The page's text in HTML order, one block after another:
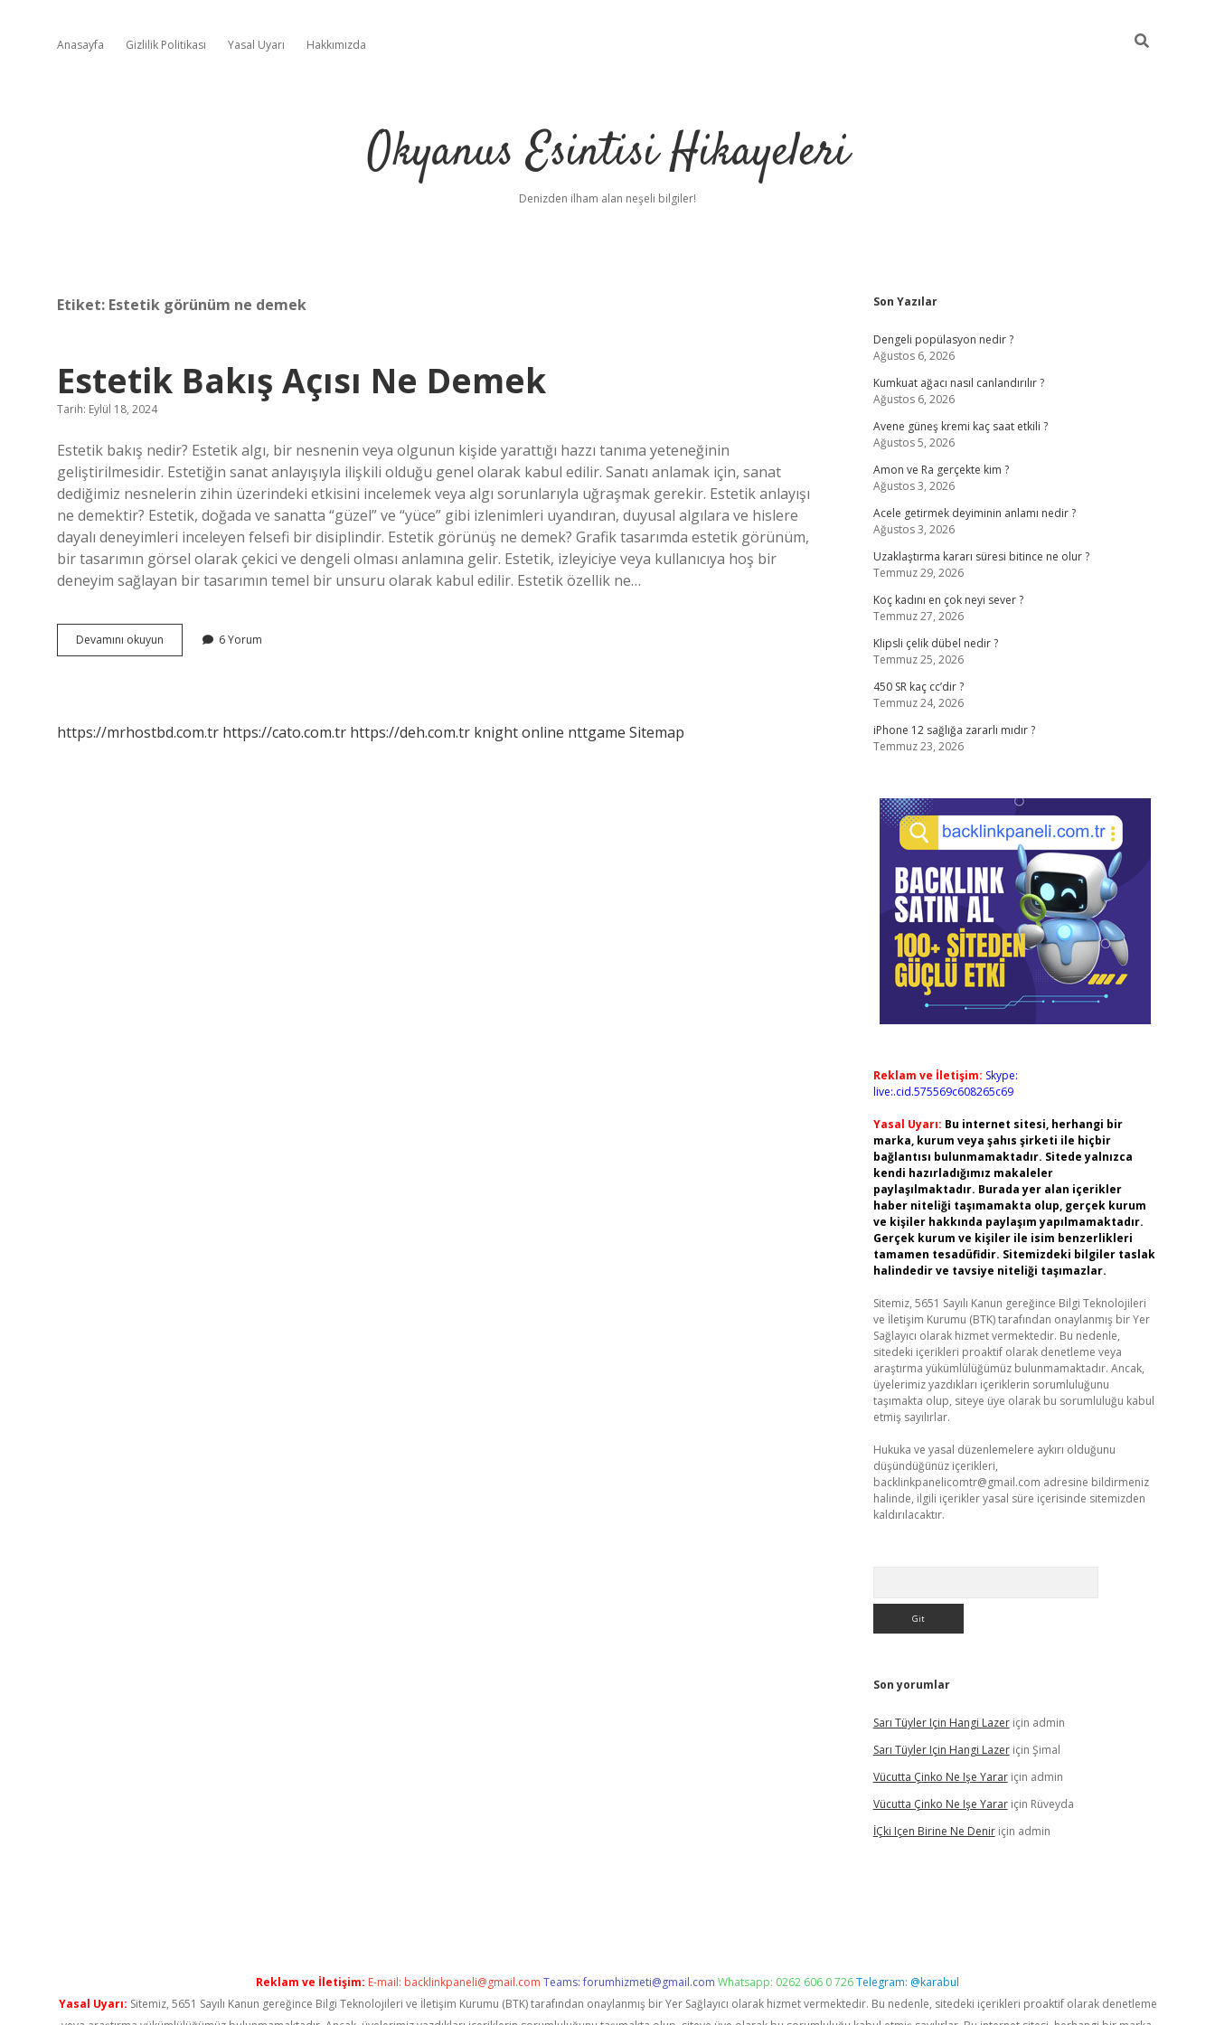
Anasayfa Gizlilik Politikası Yasal Uyarı Hakkımızda
Okyanus Esintisi Hikayeleri
Denizden ilham alan neşeli bilgiler!
Etiket: Estetik görünüm ne demek
Estetik Bakış Açısı Ne Demek
Tarih: Eylül 18, 2024
Estetik bakış nedir? Estetik algı, bir nesnenin veya olgunun kişide yarattığı hazzı tanıma yeteneğinin
geliştirilmesidir. Estetiğin sanat anlayışıyla ilişkili olduğu genel olarak kabul edilir. Sanatı anlamak için, sanat
dediğimiz nesnelerin zihin üzerindeki etkisini incelemek veya algı sorunlarıyla uğraşmak gerekir. Estetik anlayışı
ne demektir? Estetik, doğada ve sanatta “güzel” ve “yüce” gibi izlenimleri uyandıran, duyusal algılara ve hislere
dayalı deneyimleri inceleyen felsefi bir disiplindir. Estetik görünüş ne demek? Grafik tasarımda estetik görünüm,
bir tasarımın görsel olarak çekici ve dengeli olması anlamına gelir. Estetik, izleyiciye veya kullanıcıya hoş bir
deneyim sağlayan bir tasarımın temel bir unsuru olarak kabul edilir. Estetik özellik ne…
Devamını okuyun
Bakış
6 Yorum
https://mrhostbd.com.tr https://cato.com.tr https://deh.com.tr knight online nttgame Sitemap
Sidebar
Son Yazılar
Dengeli popülasyon nedir ?
Ağustos 6, 2026
Kumkuat ağacı nasıl canlandırılır ?
Ağustos 6, 2026
Avene güneş kremi kaç saat etkili ?
Ağustos 5, 2026
Amon ve Ra gerçekte kim ?
Ağustos 3, 2026
Acele getirmek deyiminin anlamı nedir ?
Ağustos 3, 2026
Uzaklaştırma kararı süresi bitince ne olur ?
Temmuz 29, 2026
Koç kadını en çok neyi sever ?
Temmuz 27, 2026
Klipsli çelik dübel nedir ?
Temmuz 25, 2026
450 SR kaç cc’dir ?
Temmuz 24, 2026
iPhone 12 sağlığa zararlı mıdır ?
Temmuz 23, 2026
Reklam ve İletişim: Skype:
live:.cid.575569c608265c69
Yasal Uyarı: Bu internet sitesi, herhangi bir
marka, kurum veya şahıs şirketi ile hiçbir
bağlantısı bulunmamaktadır. Sitede yalnızca
kendi hazırladığımız makaleler
paylaşılmaktadır. Burada yer alan içerikler
haber niteliği taşımamakta olup, gerçek kurum
ve kişiler hakkında paylaşım yapılmamaktadır.
Gerçek kurum ve kişiler ile isim benzerlikleri
tamamen tesadüfidir. Sitemizdeki bilgiler taslak
halindedir ve tavsiye niteliği taşımazlar.
Sitemiz, 5651 Sayılı Kanun gereğince Bilgi Teknolojileri
ve İletişim Kurumu (BTK) tarafından onaylanmış bir Yer
Sağlayıcı olarak hizmet vermektedir. Bu nedenle,
sitedeki içerikleri proaktif olarak denetleme veya
araştırma yükümlülüğümüz bulunmamaktadır. Ancak,
üyelerimiz yazdıkları içeriklerin sorumluluğunu
taşımakta olup, siteye üye olarak bu sorumluluğu kabul
etmiş sayılırlar.
Hukuka ve yasal düzenlemelere aykırı olduğunu
düşündüğünüz içerikleri,
backlinkpanelicomtr@gmail.com adresine bildirmeniz
halinde, ilgili içerikler yasal süre içerisinde sitemizden
kaldırılacaktır.
Son yorumlar
Sarı Tüyler Için Hangi Lazeriçin admin
Sarı Tüyler Için Hangi Lazeriçin Şimal
Vücutta Çinko Ne Işe Yarariçin admin
Vücutta Çinko Ne Işe Yarariçin Rüveyda
İÇki Içen Birine Ne Deniriçin admin
Reklam ve İletişim: E-mail: backlinkpaneli@gmail.com Teams:forumhizmeti@gmail.com Whatsapp: 0262 606 0 726Telegram: @karabul
Yasal Uyarı: Sitemiz, 5651 Sayılı Kanun gereğince Bilgi Teknolojileri ve İletişim Kurumu (BTK) tarafından onaylanmış bir Yer Sağlayıcı olarak hizmet vermektedir. Bu nedenle, sitedeki içerikleri proaktif olarak denetleme